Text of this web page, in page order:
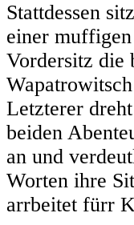
Stattdessen
einer
Vordersitz die
Letzterer
beiden
an und
Worten ihre
arrbeitet fürr